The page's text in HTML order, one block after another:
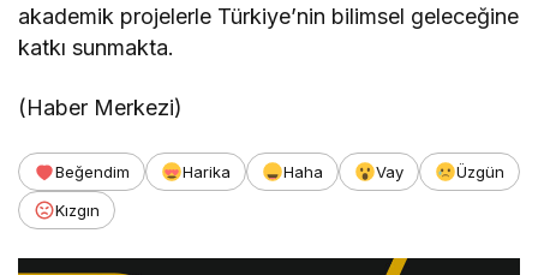
akademik projelerle Türkiye’nin bilimsel geleceğine
katkı sunmakta.
(Haber Merkezi)
Beğendim Harika Haha Vay
Üzgün
Kızgın